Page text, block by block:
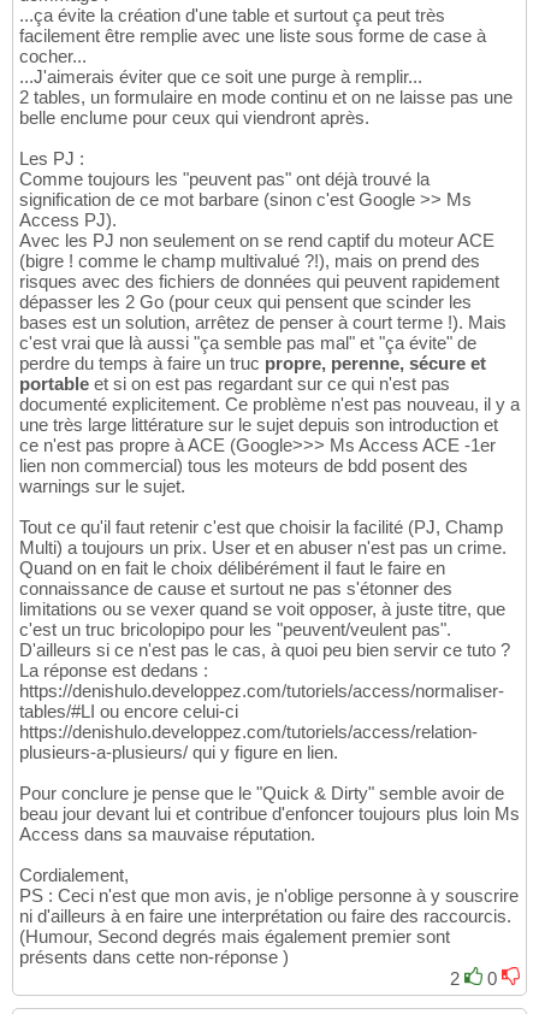
...ça évite la création d'une table et surtout ça peut très
facilement être remplie avec une liste sous forme de case à
cocher...
...J'aimerais éviter que ce soit une purge à remplir...
2 tables, un formulaire en mode continu et on ne laisse pas une
belle enclume pour ceux qui viendront après.
Les PJ :
Comme toujours les "peuvent pas" ont déjà trouvé la
signification de ce mot barbare (sinon c'est Google >> Ms
Access PJ).
Avec les PJ non seulement on se rend captif du moteur ACE
(bigre ! comme le champ multivalué ?!), mais on prend des
risques avec des fichiers de données qui peuvent rapidement
dépasser les 2 Go (pour ceux qui pensent que scinder les
bases est un solution, arrêtez de penser à court terme !). Mais
c'est vrai que là aussi "ça semble pas mal" et "ça évite" de
perdre du temps à faire un truc propre, perenne, sécure et
portable et si on est pas regardant sur ce qui n'est pas
documenté explicitement. Ce problème n'est pas nouveau, il y a
une très large littérature sur le sujet depuis son introduction et
ce n'est pas propre à ACE (Google>>> Ms Access ACE -1er
lien non commercial) tous les moteurs de bdd posent des
warnings sur le sujet.
Tout ce qu'il faut retenir c'est que choisir la facilité (PJ, Champ
Multi) a toujours un prix. User et en abuser n'est pas un crime.
Quand on en fait le choix délibérément il faut le faire en
connaissance de cause et surtout ne pas s'étonner des
limitations ou se vexer quand se voit opposer, à juste titre, que
c'est un truc bricolopipo pour les "peuvent/veulent pas".
D'ailleurs si ce n'est pas le cas, à quoi peu bien servir ce tuto ?
La réponse est dedans :
https://denishulo.developpez.com/tutoriels/access/normaliser-
tables/#LI ou encore celui-ci
https://denishulo.developpez.com/tutoriels/access/relation-
plusieurs-a-plusieurs/ qui y figure en lien.
Pour conclure je pense que le "Quick & Dirty" semble avoir de
beau jour devant lui et contribue d'enfoncer toujours plus loin Ms
Access dans sa mauvaise réputation.
Cordialement,
PS : Ceci n'est que mon avis, je n'oblige personne à y souscrire
ni d'ailleurs à en faire une interprétation ou faire des raccourcis.
(Humour, Second degrés mais également premier sont
présents dans cette non-réponse )
2
0